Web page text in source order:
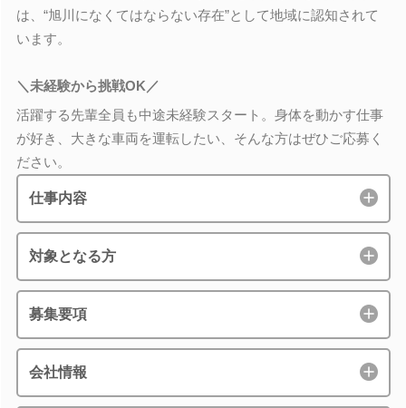
は、“旭川になくてはならない存在”として地域に認知されて
います。
＼未経験から挑戦OK／
活躍する先輩全員も中途未経験スタート。身体を動かす仕事
が好き、大きな車両を運転したい、そんな方はぜひご応募く
ださい。
仕事内容
対象となる方
募集要項
会社情報